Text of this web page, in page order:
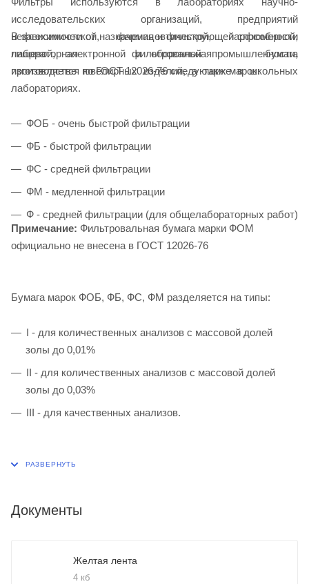
исследовательских организаций, предприятий
нефтехимической, фармацевтической, парфюмерной,
пищевой, электронной и оборонной промышленности,
производстве ювелирных изделий, а также в школьных
лабораториях.
В зависимости от назначения и фильтрующей способности
лабораторная фильтровальная бумага
изготовляется по ГОСТ 12026-76 следующих марок:
ФОБ - очень быстрой фильтрации
ФБ - быстрой фильтрации
ФС - средней фильтрации
ФМ - медленной фильтрации
Ф - средней фильтрации (для общелабораторных работ)
Примечание: Фильтровальная бумага марки ФОМ
официально не внесена в ГОСТ 12026-76
Бумага марок ФОБ, ФБ, ФС, ФМ разделяется на типы:
I - для количественных анализов с массовой долей
золы до 0,01%
II - для количественных анализов с массовой долей
золы до 0,03%
III - для качественных анализов.
Документы
Желтая лента
4 кб